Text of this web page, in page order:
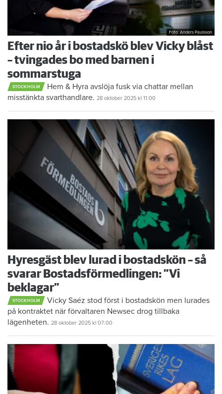
Foto: Anders Paulsson
Efter nio år i bostadskö blev Vicky blåst
– tvingades bo med barnen i
sommarstuga
STOCKHOLM
Hem & Hyra avslöja fusk via chattar mellan
misstänkta svarthandlare. 28 oktober 2025 kl 11:00
Hyresgäst blev lurad i bostadskön – så
svarar Bostadsförmedlingen: ”Vi
beklagar”
STOCKHOLM
Vicky Saéz stod först i bostadskön men lurades
på kontraktet när förvaltaren Newsec drog tillbaka
lägenheten. 28 oktober 2025 kl 07:00